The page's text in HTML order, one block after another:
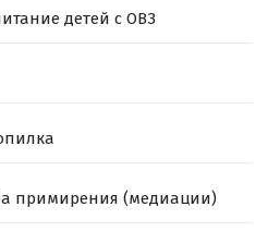
детей с ОВЗ
примирения (медиации)